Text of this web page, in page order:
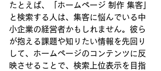
たとえば、「ホームページ 制作 集客」
と検索する人は、集客に悩んでいる中
小企業の経営者かもしれません。彼ら
が抱える課題や知りたい情報を先回り
して、ホームページのコンテンツに反
映させることで、検索上位表示を目指